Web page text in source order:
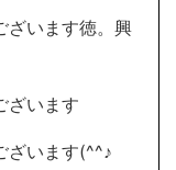
ざいます徳。興
ざいます
ざいます(^^♪